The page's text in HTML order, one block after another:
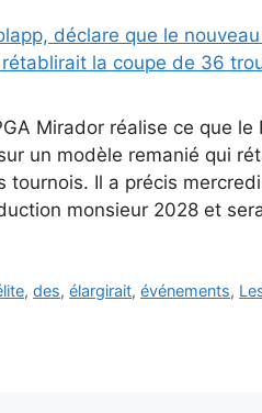
Mirador réalise ce que le
un modèle remanié qui
tournois. Il a précis
monsieur 2028 et
,des,élargirait,événements,